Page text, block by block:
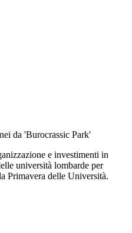
da 'Burocrassic Park'
e investimenti in
università lombarde per
Primavera delle Università.